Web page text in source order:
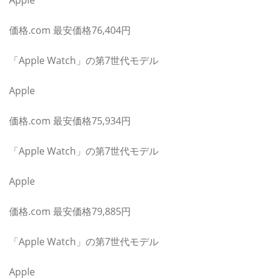
価格.com 最安価格76,404円
「Apple Watch」の第7世代モデル
Apple
価格.com 最安価格75,934円
「Apple Watch」の第7世代モデル
Apple
価格.com 最安価格79,885円
「Apple Watch」の第7世代モデル
Apple